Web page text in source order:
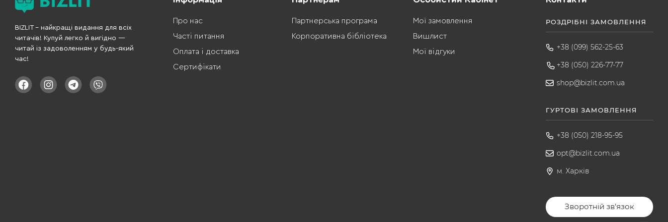
BIZLIT – найкращі видання для всіх
читачів! Купуй легко й вигідно —
читай із задоволенням у будь-який
час!
Про нас
Часті питання
Оплата і доставка
Сертифікати
Партнерська програма
Корпоративна бібліотека
Мої замовлення
Вишлист
Мої відгуки
РОЗДРІБНІ ЗАМОВЛЕННЯ
+38 (099) 562-25-63
+38 (050) 226-77-77
shop@bizlit.com.ua
ГУРТОВІ ЗАМОВЛЕННЯ
+38 (050) 218-95-95
opt@bizlit.com.ua
м. Харків
Зворотній зв'язок